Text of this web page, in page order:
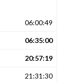
06:00:49
06:35:00
20:57:19
21:31:30